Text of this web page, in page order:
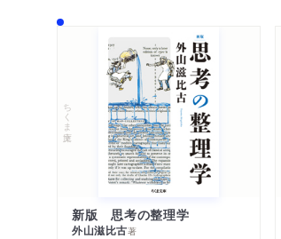
ちくま文庫
新版 思考の整理学
外山滋比古著